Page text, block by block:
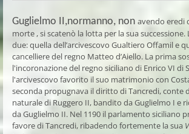
Guglielmo II,normanno, non avendo eredi
morte , si scatenò la lotta per la sua successione.
due: quella dell’arcivescovo Gualtiero Offamile
cancelliere del regno Matteo d’Aiello. La prima
l'incoronazione del regno siciliano di Enrico VI di
l'arcivescovo favorito il suo matrimonio con
seconda propugnava il diritto di Tancredi, conte
naturale di Ruggero II, bandito da Guglielmo I e
da Guglielmo II. Nel 1190 il parlamento siciliano
favore di Tancredi, ribadendo fortemente la sua